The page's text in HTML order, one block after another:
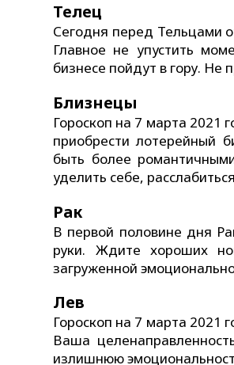
Телец
Сегодня перед Тельцами
Главное не упустить
бизнесе пойдут в гору.
Близнецы
Гороскоп на 7 марта 2021
приобрести лотерейный
быть более
уделить себе,
Рак
В первой половине дня
руки. Ждите хороших
загруженной
Лев
Гороскоп на 7 марта 2021
Ваша
излишнюю